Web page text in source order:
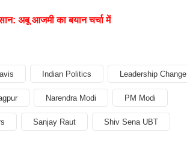
अबू आजमी का बयान चर्चा में
Indian Politics Leadership Change
Narendra Modi PM Modi
Sanjay Raut Shiv Sena UBT